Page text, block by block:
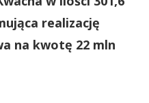
realizację
na kwotę 22 mln